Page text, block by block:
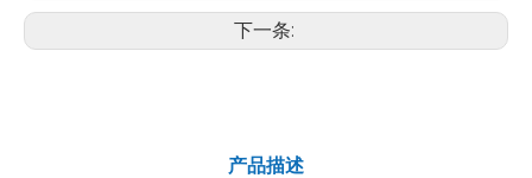
下一条:
产品描述